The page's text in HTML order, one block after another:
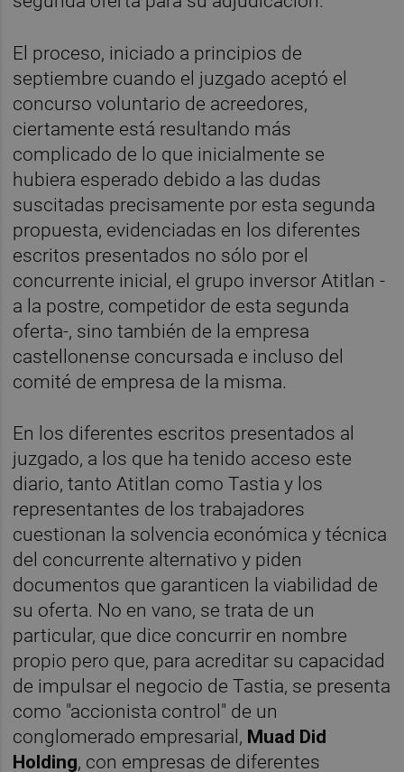
El proceso, iniciado a principios de
septiembre cuando el juzgado aceptó el
concurso voluntario de acreedores,
ciertamente está resultando más
complicado de lo que inicialmente se
hubiera esperado debido a las dudas
suscitadas precisamente por esta segunda
propuesta, evidenciadas en los diferentes
escritos presentados no sólo por el
concurrente inicial, el grupo inversor Atitlan -
a la postre, competidor de esta segunda
oferta-, sino también de la empresa
castellonense concursada e incluso del
comité de empresa de la misma.
En los diferentes escritos presentados al
juzgado, a los que ha tenido acceso este
diario, tanto Atitlan como Tastia y los
representantes de los trabajadores
cuestionan la solvencia económica y técnica
del concurrente alternativo y piden
documentos que garanticen la viabilidad de
su oferta. No en vano, se trata de un
particular, que dice concurrir en nombre
propio pero que, para acreditar su capacidad
de impulsar el negocio de Tastia, se presenta
como "accionista control" de un
conglomerado empresarial, Muad Did
Holding, con empresas de diferentes